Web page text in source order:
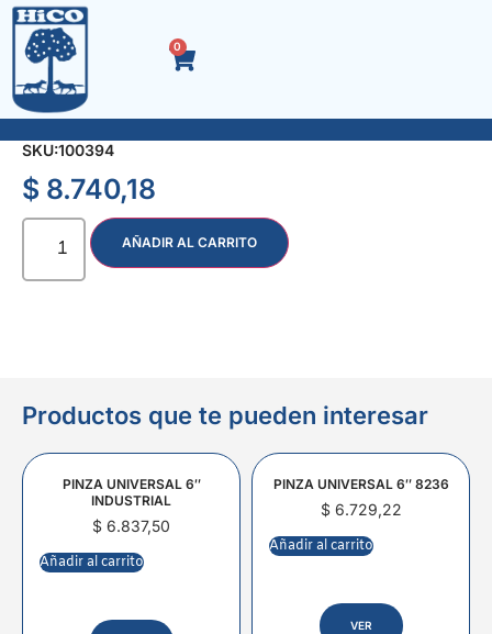
0
ALICATE 1/2 CAÑA CURVO 8″ HAUS 7053
SKU:100394
$ 8.740,18
AÑADIR AL CARRITO
Productos que te pueden interesar
PINZA UNIVERSAL 6″
INDUSTRIAL
$ 6.837,50
Añadir al carrito
PINZA UNIVERSAL 6″ 8236
$6.729,22
Añadir al carrito
VER